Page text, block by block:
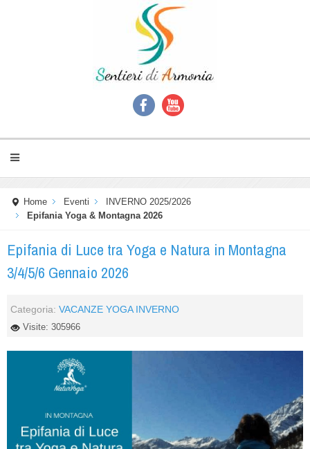
Home Eventi
INVERNO 2025/2026
Epifania Yoga & Montagna 2026
Epifania di Luce tra Yoga e Natura in Montagna
3/4/5/6 Gennaio 2026
Categoria: VACANZE YOGA INVERNO
Visite: 305966